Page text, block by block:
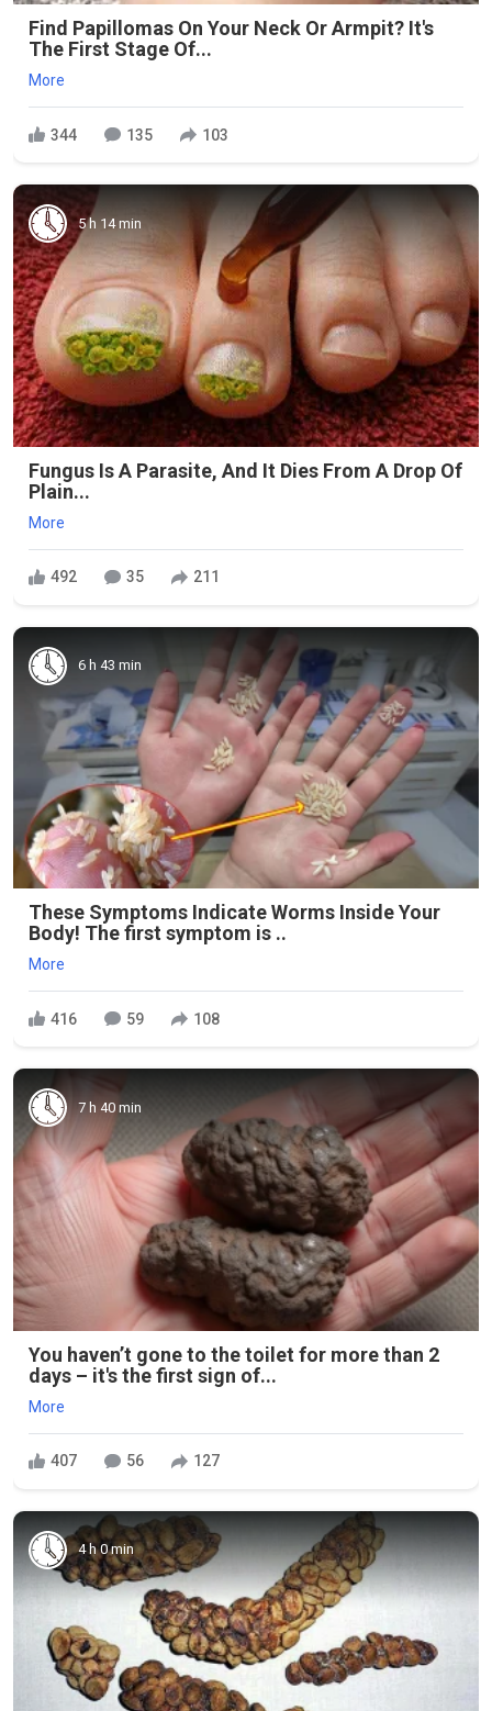
Find Papillomas On Your Neck Or Armpit? It's
The First Stage Of...
More
344 135 103
5 h 14 min
Fungus Is A Parasite, And It Dies From A Drop Of
Plain...
More
492 35 211
6 h 43 min
These Symptoms Indicate Worms Inside Your
Body! The first symptom is ..
More
416 59 108
7 h 40 min
You haven’t gone to the toilet for more than 2
days – it's the first sign of...
More
407 56 127
4 h 0 min